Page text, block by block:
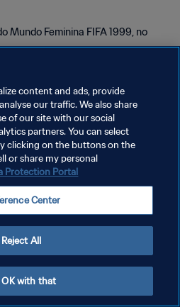
Mundo Feminina FIFA 1999, no
DE COOKIES
content and ads, provide
our traffic. We also share
of our site with our social
partners. You can select
clicking on the buttons on the
or share my personal
Protection Portal
Center
Reject All
OK with that